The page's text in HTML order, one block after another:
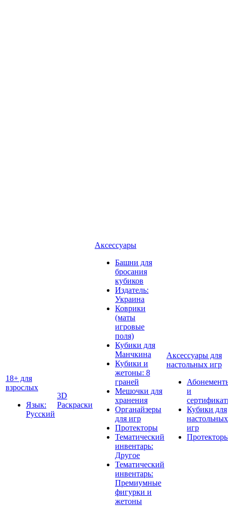
18+ для
взрослых
Язык:
Русский
3D
Раскраски
Аксессуары
Башни для
бросания
кубиков
Издатель:
Украина
Коврики
(маты
игровые
поля)
Кубики для
Манчкина
Кубики и
жетоны: 8
граней
Мешочки для
хранения
Органайзеры
для игр
Протекторы
Тематический
инвентарь:
Другое
Тематический
инвентарь:
Премиумные
фигурки и
жетоны
Аксессуары для
настольных игр
и
Кубики для
настольных
игр